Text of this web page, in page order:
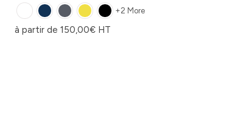
+2 More
à partir de 150,00€ HT